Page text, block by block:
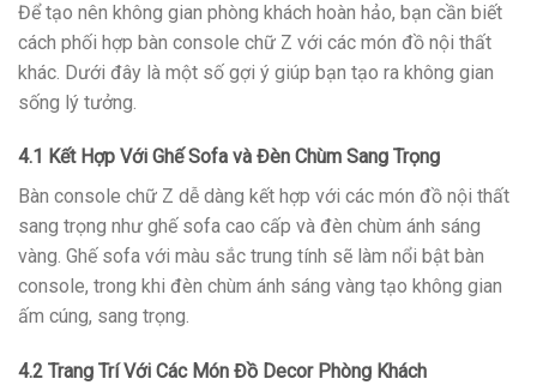
Để tạo nên không gian phòng khách hoàn hảo, bạn cần biết
cách phối hợp bàn console chữ Z với các món đồ nội thất
khác. Dưới đây là một số gợi ý giúp bạn tạo ra không gian
sống lý tưởng.
4.1 Kết Hợp Với Ghế Sofa và Đèn Chùm Sang Trọng
Bàn console chữ Z dễ dàng kết hợp với các món đồ nội thất
sang trọng như ghế sofa cao cấp và đèn chùm ánh sáng
vàng. Ghế sofa với màu sắc trung tính sẽ làm nổi bật bàn
console, trong khi đèn chùm ánh sáng vàng tạo không gian
ấm cúng, sang trọng.
4.2 Trang Trí Với Các Món Đồ Decor Phòng Khách